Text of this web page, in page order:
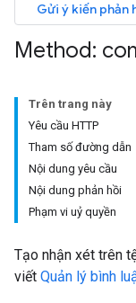
Gửi ý kiến phản
Method:
Trên trang này
Yêu cầu HTTP
Tham số đường dẫn
Nội dung yêu cầu
Nội dung phản hồi
Phạm vi uỷ quyền
Tạo nhận xét trên
viết Quản lý bình